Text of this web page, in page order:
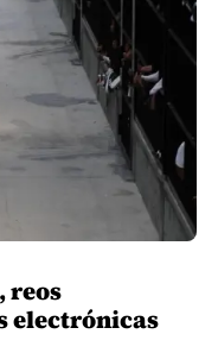
reos
electrónicas